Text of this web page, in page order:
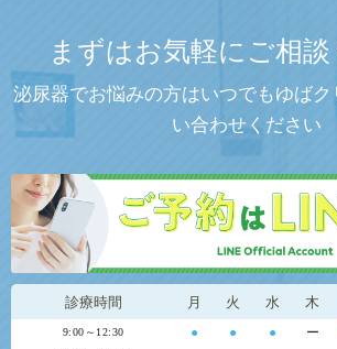
まずはお気軽にご相
泌尿器でお悩みの方はいつでもゆばク
い合わせください
診療時間 月 火 水 木
9:00～12:30 ● ● ● ー